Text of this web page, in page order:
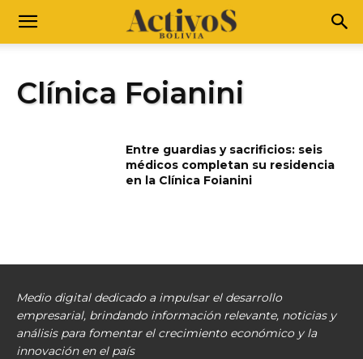
Clínica Foianini
Entre guardias y sacrificios: seis
médicos completan su residencia
en la Clínica Foianini
Medio digital dedicado a impulsar el desarrollo
empresarial, brindando información relevante, noticias y
análisis para fomentar el crecimiento económico y la
innovación en el país